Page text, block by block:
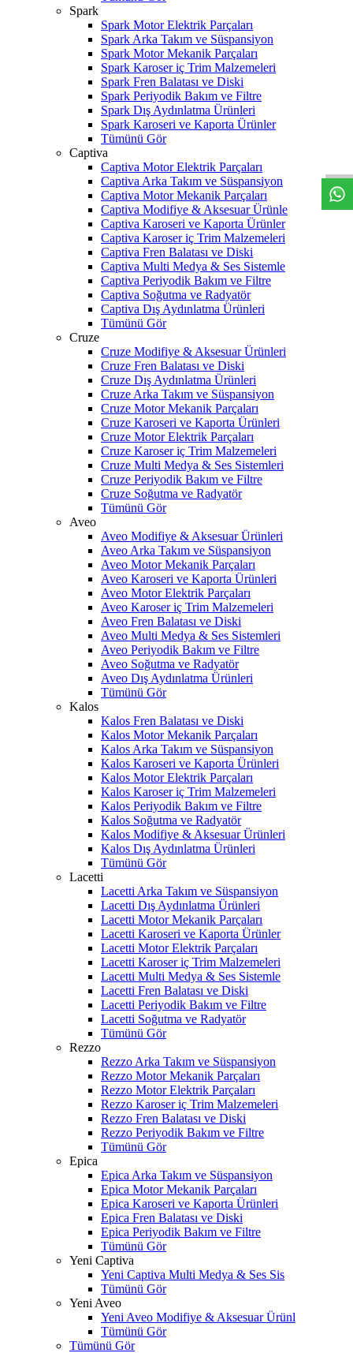
Spark
Spark Motor Elektrik Parçaları
Spark Arka Takım ve Süspansiyon
Spark Motor Mekanik Parçaları
Spark Karoser iç Trim Malzemeleri
Spark Fren Balatası ve Diski
Spark Periyodik Bakım ve Filtre
Spark Dış Aydınlatma Ürünleri
Spark Karoseri ve Kaporta Ürünler
Tümünü Gör
Captiva
Captiva Motor Elektrik Parçaları
Captiva Arka Takım ve Süspansiyon
Captiva Motor Mekanik Parçaları
Captiva Modifiye & Aksesuar Ürünle
Captiva Karoseri ve Kaporta Ürünler
Captiva Karoser iç Trim Malzemeleri
Captiva Fren Balatası ve Diski
Captiva Multi Medya & Ses Sistemle
Captiva Periyodik Bakım ve Filtre
Captiva Soğutma ve Radyatör
Captiva Dış Aydınlatma Ürünleri
Tümünü Gör
Cruze
Cruze Modifiye & Aksesuar Ürünleri
Cruze Fren Balatası ve Diski
Cruze Dış Aydınlatma Ürünleri
Cruze Arka Takım ve Süspansiyon
Cruze Motor Mekanik Parçaları
Cruze Karoseri ve Kaporta Ürünleri
Cruze Motor Elektrik Parçaları
Cruze Karoser iç Trim Malzemeleri
Cruze Multi Medya & Ses Sistemleri
Cruze Periyodik Bakım ve Filtre
Cruze Soğutma ve Radyatör
Tümünü Gör
Aveo
Aveo Modifiye & Aksesuar Ürünleri
Aveo Arka Takım ve Süspansiyon
Aveo Motor Mekanik Parçaları
Aveo Karoseri ve Kaporta Ürünleri
Aveo Motor Elektrik Parçaları
Aveo Karoser iç Trim Malzemeleri
Aveo Fren Balatası ve Diski
Aveo Multi Medya & Ses Sistemleri
Aveo Periyodik Bakım ve Filtre
Aveo Soğutma ve Radyatör
Aveo Dış Aydınlatma Ürünleri
Tümünü Gör
Kalos
Kalos Fren Balatası ve Diski
Kalos Motor Mekanik Parçaları
Kalos Arka Takım ve Süspansiyon
Kalos Karoseri ve Kaporta Ürünleri
Kalos Motor Elektrik Parçaları
Kalos Karoser iç Trim Malzemeleri
Kalos Periyodik Bakım ve Filtre
Kalos Soğutma ve Radyatör
Kalos Modifiye & Aksesuar Ürünleri
Kalos Dış Aydınlatma Ürünleri
Tümünü Gör
Lacetti
Lacetti Arka Takım ve Süspansiyon
Lacetti Dış Aydınlatma Ürünleri
Lacetti Motor Mekanik Parçaları
Lacetti Karoseri ve Kaporta Ürünler
Lacetti Motor Elektrik Parçaları
Lacetti Karoser iç Trim Malzemeleri
Lacetti Multi Medya & Ses Sistemle
Lacetti Fren Balatası ve Diski
Lacetti Periyodik Bakım ve Filtre
Lacetti Soğutma ve Radyatör
Tümünü Gör
Rezzo
Rezzo Arka Takım ve Süspansiyon
Rezzo Motor Mekanik Parçaları
Rezzo Motor Elektrik Parçaları
Rezzo Karoser iç Trim Malzemeleri
Rezzo Fren Balatası ve Diski
Rezzo Periyodik Bakım ve Filtre
Tümünü Gör
Epica
Epica Arka Takım ve Süspansiyon
Epica Motor Mekanik Parçaları
Epica Karoseri ve Kaporta Ürünleri
Epica Fren Balatası ve Diski
Epica Periyodik Bakım ve Filtre
Tümünü Gör
Yeni Captiva
Yeni Captiva Multi Medya & Ses Sis
Tümünü Gör
Yeni Aveo
Yeni Aveo Modifiye & Aksesuar Ürünl
Tümünü Gör
Tümünü Gör